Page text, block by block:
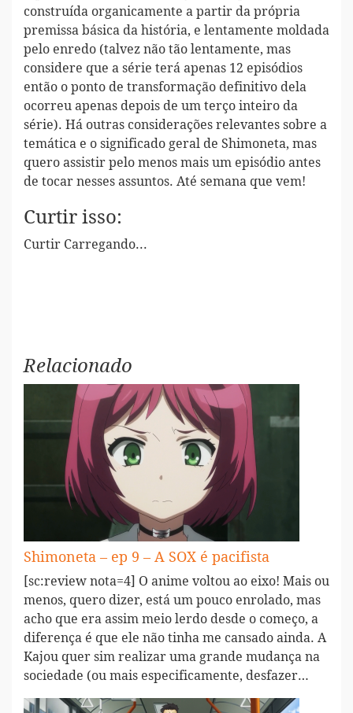
construída organicamente a partir da própria
premissa básica da história, e lentamente moldada
pelo enredo (talvez não tão lentamente, mas
considere que a série terá apenas 12 episódios
então o ponto de transformação definitivo dela
ocorreu apenas depois de um terço inteiro da
série). Há outras considerações relevantes sobre a
temática e o significado geral de Shimoneta, mas
quero assistir pelo menos mais um episódio antes
de tocar nesses assuntos. Até semana que vem!
Curtir isso:
Curtir Carregando...
Relacionado
Shimoneta – ep 9 – A SOX é pacifista
[sc:review nota=4] O anime voltou ao eixo! Mais ou
menos, quero dizer, está um pouco enrolado, mas
acho que era assim meio lerdo desde o começo, a
diferença é que ele não tinha me cansado ainda. A
Kajou quer sim realizar uma grande mudança na
sociedade (ou mais especificamente, desfazer…